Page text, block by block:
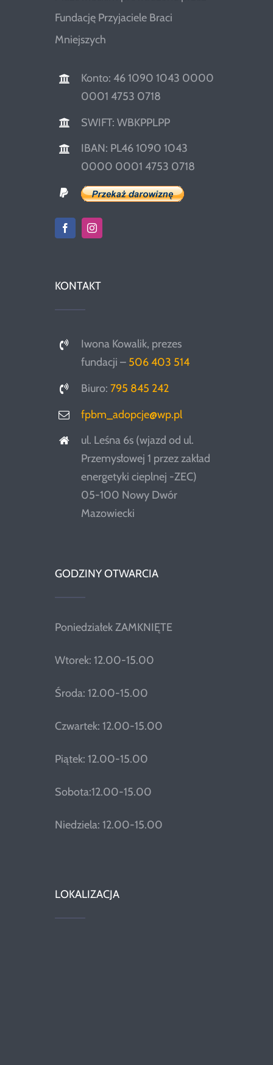
Fundację Przyjaciele Braci
Mniejszych
Konto: 46 1090 1043 0000
0001 4753 0718
SWIFT: WBKPPLPP
IBAN: PL46 1090 1043
0000 0001 4753 0718
KONTAKT
Iwona Kowalik, prezes
fundacji – 506 403 514
Biuro:795 845 242
fpbm_adopcje@wp.pl
ul. Leśna 6s (wjazd od ul.
Przemysłowej 1 przez zakład
energetyki cieplnej -ZEC)
05-100 Nowy Dwór
Mazowiecki
GODZINY OTWARCIA
Poniedziałek ZAMKNIĘTE
Wtorek: 12.00-15.00
Środa: 12.00-15.00
Czwartek: 12.00-15.00
Piątek: 12.00-15.00
Sobota:12.00-15.00
Niedziela: 12.00-15.00
LOKALIZACJA